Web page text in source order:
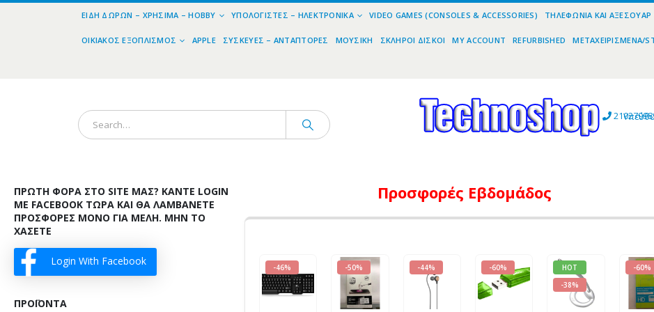
ΕΊΔΗ ΔΏΡΩΝ – ΧΡΉΣΙΜΑ – HOBBY ΥΠΟΛΟΓΙΣΤΈΣ – ΗΛΕΚΤΡΟΝΙΚΆ VIDEO GAMES (CONSOLES & ACCESSORIES) ΤΗΛΕΦΩΝΊΑ ΚΑΙ ΑΞΕΣΟΥΆΡ
ΟΙΚΙΑΚΌΣ ΕΞΟΠΛΙΣΜΌΣ APPLE ΣΥΣΚΕΥΈΣ – ΑΝΤΆΠΤΟΡΕΣ ΜΟΥΣΙΚΉ ΣΚΛΗΡΟΊ ΔΊΣΚΟΙ MY ACCOUNT REFURBISHED ΜΕΤΑΧΕΙΡΙΣΜΈΝΑ/
Προσφορές Εβδομάδος
-46% -50% -44% -60%
HOT
-38%
-60%
ΠΡΏΤΗ ΦΟΡΆ ΣΤΟ SITE ΜΑΣ? ΚΆΝΤΕ LOGIN
ΜΕ FACEBOOK ΤΏΡΑ ΚΑΙ ΘΑ ΛΑΜΒΆΝΕΤΕ
ΠΡΟΣΦΟΡΈΣ ΜΌΝΟ ΓΙΑ ΜΈΛΗ. ΜΗΝ ΤΟ
ΧΆΣΕΤΕ
Login With Facebook
ΠΡΟΪΌΝΤΑ